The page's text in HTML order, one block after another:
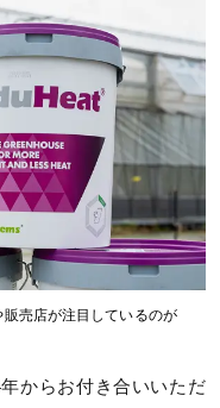
売店が注目しているのが
からお付き合いいただ